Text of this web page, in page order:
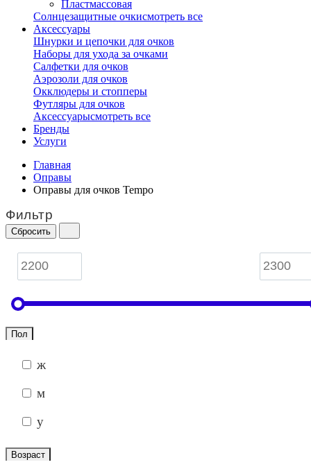
Пластмассовая
Солнцезащитные очкисмотреть все
Аксессуары
Шнурки и цепочки для очков
Наборы для ухода за очками
Салфетки для очков
Аэрозоли для очков
Окклюдеры и стопперы
Футляры для очков
Аксессуарысмотреть все
Бренды
Услуги
Главная
Оправы
Оправы для очков Tempo
Фильтр
Пол
ж
м
у
Возраст